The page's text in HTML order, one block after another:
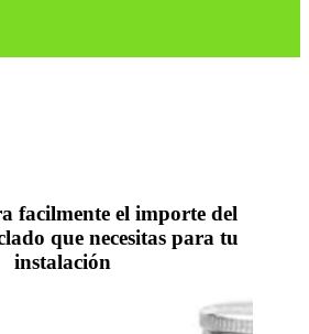
facilmente el importe del
que necesitas para tu
instalación